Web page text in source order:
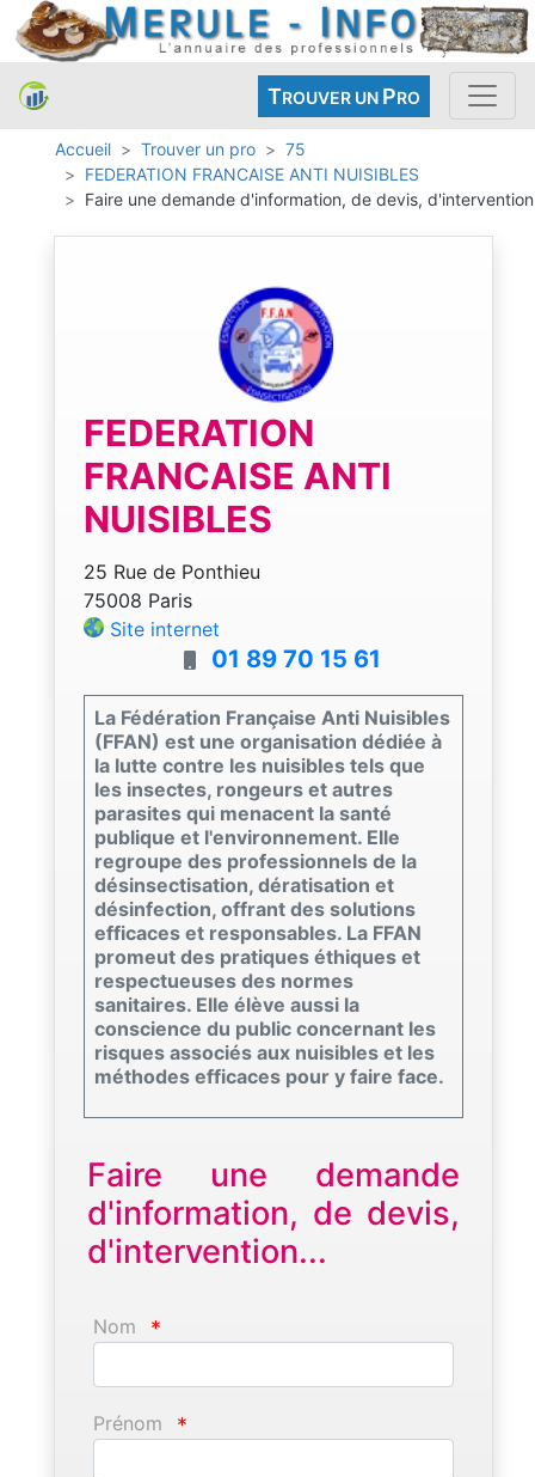
TROUVER UN PRO
Accueil Trouver un pro
75
FEDERATION FRANCAISE ANTI NUISIBLES
Faire une demande d'information, de devis, d'intervention
FEDERATION
FRANCAISE ANTI
NUISIBLES
25 Rue de Ponthieu
75008 Paris
Site internet
01 89 70 15 61
La Fédération Française Anti Nuisibles
(FFAN) est une organisation dédiée à
la lutte contre les nuisibles tels que
les insectes, rongeurs et autres
parasites qui menacent la santé
publique et l'environnement. Elle
regroupe des professionnels de la
désinsectisation, dératisation et
désinfection, offrant des solutions
efficaces et responsables. La FFAN
promeut des pratiques éthiques et
respectueuses des normes
sanitaires. Elle élève aussi la
conscience du public concernant les
risques associés aux nuisibles et les
méthodes efficaces pour y faire face.
Faire une demande
d'information, de devis,
d'intervention...
Nom *
Prénom *